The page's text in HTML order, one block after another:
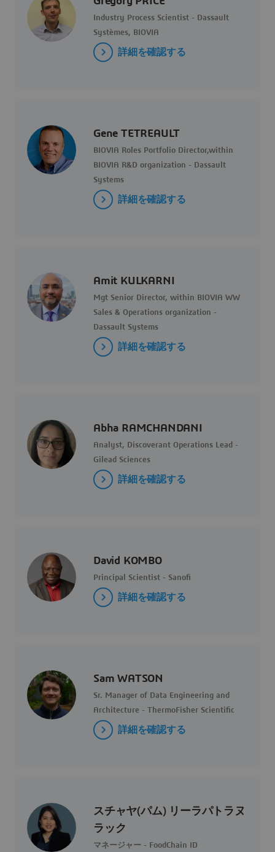
Industry Process Scientist - Dassault
Systèmes, BIOVIA
詳細を確認する
Gene TETREAULT
BIOVIA Roles Portfolio Director,within
BIOVIA R&D organization - Dassault
Systems
詳細を確認する
Amit KULKARNI
Mgt Senior Director, within BIOVIA WW
Sales & Operations organization -
Dassault Systems
詳細を確認する
Abha RAMCHANDANI
Analyst, Discoverant Operations Lead -
Gilead Sciences
詳細を確認する
David KOMBO
Principal Scientist - Sanofi
詳細を確認する
Sam WATSON
Sr. Manager of Data Engineering and
Architecture - ThermoFisher Scientific
詳細を確認する
スチャヤ(パム) リーラパトラヌ
ラック
マネージャー - FoodChain ID